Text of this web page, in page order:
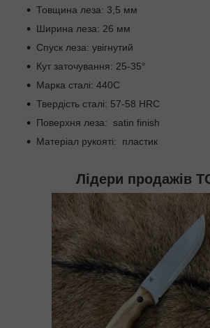
Товщина леза: 3,5 мм
Ширина леза: 26 мм
Спуск леза: увігнутий
Кут заточування: 25-35°
Марка сталі: 440С
Твердість сталі: 57-58 HRC
Поверхня леза: satin finish
Матеріал рукояті: пластик
Лідери продажів